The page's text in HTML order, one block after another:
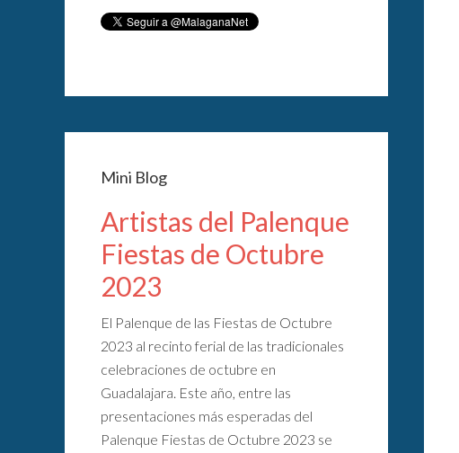
Mini Blog
Artistas del Palenque
Fiestas de Octubre
2023
El Palenque de las Fiestas de Octubre
2023 al recinto ferial de las tradicionales
celebraciones de octubre en
Guadalajara. Este año, entre las
presentaciones más esperadas del
Palenque Fiestas de Octubre 2023 se